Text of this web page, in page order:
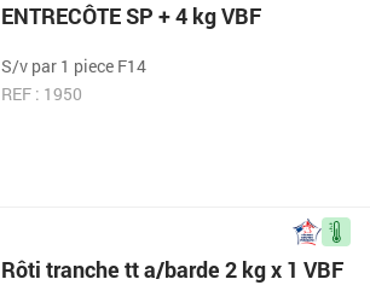
ENTRECÔTE SP + 4 kg VBF
S/v par 1 piece F14
REF : 1950
Rôti tranche tt a/barde 2 kg x 1 VBF